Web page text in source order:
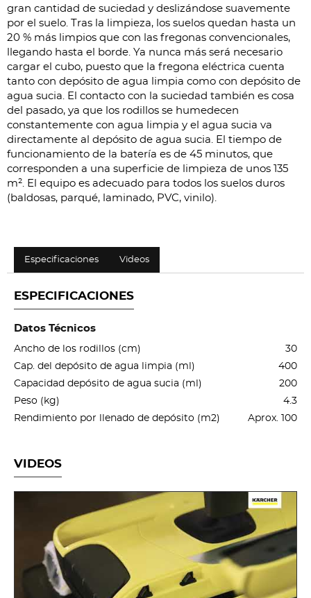
gran cantidad de suciedad y deslizándose suavemente
por el suelo. Tras la limpieza, los suelos quedan hasta un
20 % más limpios que con las fregonas convencionales,
llegando hasta el borde. Ya nunca más será necesario
cargar el cubo, puesto que la fregona eléctrica cuenta
tanto con depósito de agua limpia como con depósito de
agua sucia. El contacto con la suciedad también es cosa
del pasado, ya que los rodillos se humedecen
constantemente con agua limpia y el agua sucia va
directamente al depósito de agua sucia. El tiempo de
funcionamiento de la batería es de 45 minutos, que
corresponden a una superficie de limpieza de unos 135
m². El equipo es adecuado para todos los suelos duros
(baldosas, parqué, laminado, PVC, vinilo).
Especificaciones Videos
ESPECIFICACIONES
Datos Técnicos
Ancho de los rodillos (cm)
30
Cap. del depósito de agua limpia (ml)
400
Capacidad depósito de agua sucia (ml)
200
Peso (kg)
4.3
Rendimiento por llenado de depósito (m2)
Aprox. 100
VIDEOS